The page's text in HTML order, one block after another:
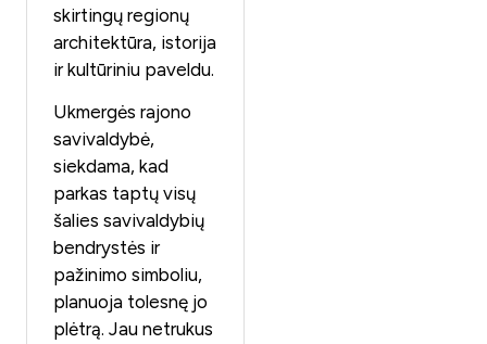
skirtingų regionų
architektūra, istorija
ir kultūriniu paveldu.
Ukmergės rajono
savivaldybė,
siekdama, kad
parkas taptų visų
šalies savivaldybių
bendrystės ir
pažinimo simboliu,
planuoja tolesnę jo
plėtrą. Jau netrukus